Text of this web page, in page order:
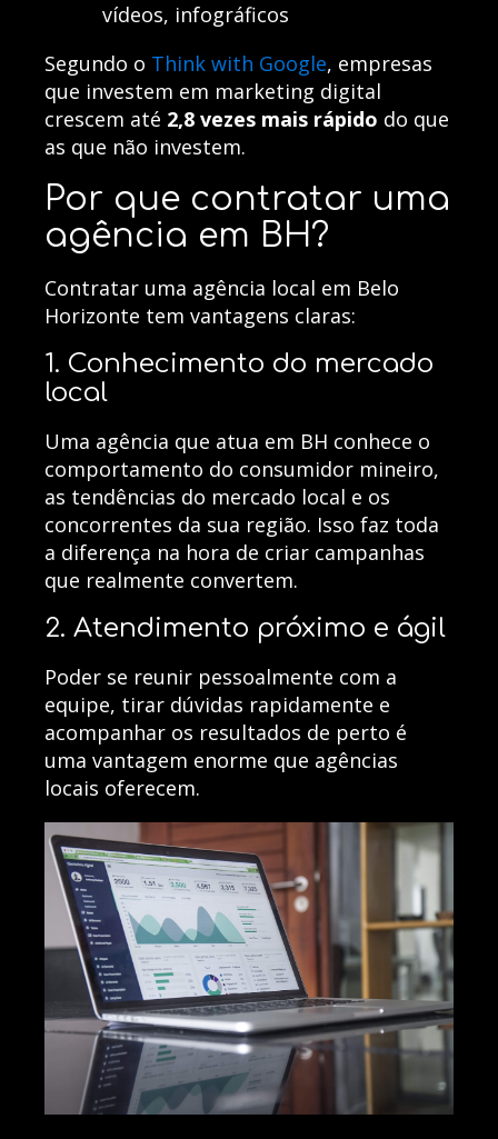
vídeos, infográficos
Segundo o Think with Google, empresas
que investem em marketing digital
crescem até 2,8 vezes mais rápido do que
as que não investem.
Por que contratar uma
agência em BH?
Contratar uma agência local em Belo
Horizonte tem vantagens claras:
1. Conhecimento do mercado
local
Uma agência que atua em BH conhece o
comportamento do consumidor mineiro,
as tendências do mercado local e os
concorrentes da sua região. Isso faz toda
a diferença na hora de criar campanhas
que realmente convertem.
2. Atendimento próximo e ágil
Poder se reunir pessoalmente com a
equipe, tirar dúvidas rapidamente e
acompanhar os resultados de perto é
uma vantagem enorme que agências
locais oferecem.